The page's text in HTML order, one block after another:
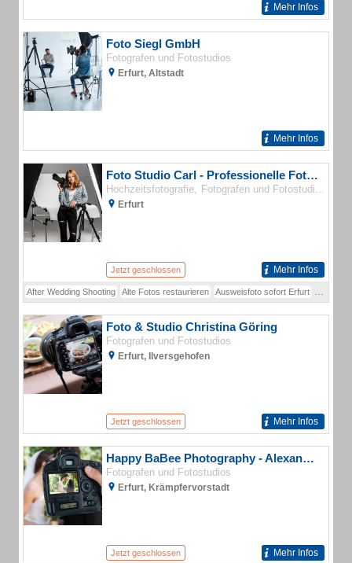
Mehr Infos
Foto Siegl GmbH
Fotografen und Fotostudios
Erfurt, Altstadt
Mehr Infos
Foto Studio Carl - Professionelle Fotografie Erfurt
Hochzeitsfotografie Fotografen und Fotostudios
Erfurt
Jetzt geschlossen Mehr Infos
After Wedding Shooting Alte Fotos restaurieren Ausweisfoto sofort Erfurt
Foto & Studio Christina Göring
Fotografen und Fotostudios
Erfurt, Ilversgehofen
Jetzt geschlossen Mehr Infos
Happy BaBee Photography - Alexandra Riedel
Fotografen und Fotostudios
Erfurt, Krämpfervorstadt
Jetzt geschlossen Mehr Infos